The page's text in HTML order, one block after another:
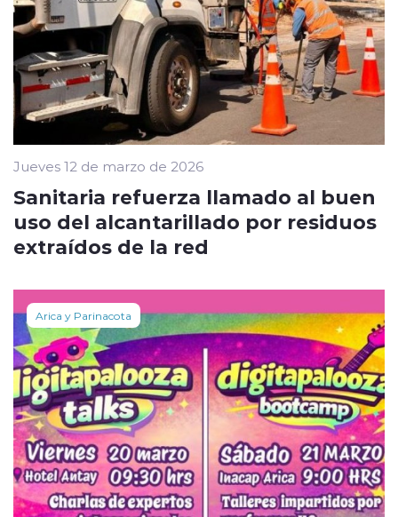
Jueves 12 de marzo de 2026
Sanitaria refuerza llamado al buen
uso del alcantarillado por residuos
extraídos de la red
Arica y Parinacota